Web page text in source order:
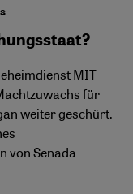
MIT
für
weiter geschürt.
von Senada